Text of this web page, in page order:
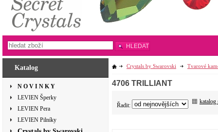
Katalog
N O V I N K Y
LEVIEN Šperky
LEVIEN Pera
LEVIEN Pilníky
Crystals by Swarovski Tvarové
4706 TRILLIANT
Řadit:
katalog
HLEDAT